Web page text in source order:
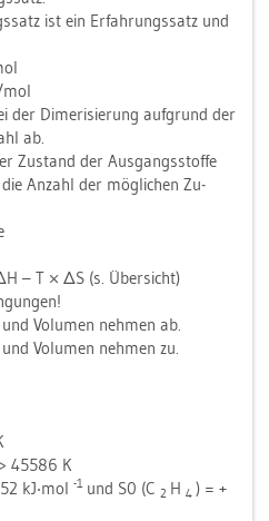
ist ein Er­fah­rungs­satz und
der Di­me­ri­sie­rung auf­grund der
ab.
Zu­stand der Aus­gangs­stof­fe
An­zahl der mög­li­chen Zu­
– T × ΔS (s. Über­sicht)
Vo­lu­men neh­men ab.
Vo­lu­men neh­men zu.
45586 K
kJ‧mol­ -1 und S0 (C 2 H 4 ) = +